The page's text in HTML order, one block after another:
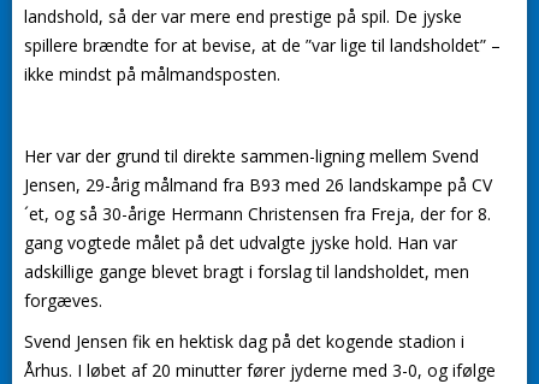
landshold, så der var mere end prestige på spil. De jyske
spillere brændte for at bevise, at de ”var lige til landsholdet” –
ikke mindst på målmandsposten.
Her var der grund til direkte sammen-ligning mellem Svend
Jensen, 29-årig målmand fra B93 med 26 landskampe på CV
´et, og så 30-årige Hermann Christensen fra Freja, der for 8.
gang vogtede målet på det udvalgte jyske hold. Han var
adskillige gange blevet bragt i forslag til landsholdet, men
forgæves.
Svend Jensen fik en hektisk dag på det kogende stadion i
Århus. I løbet af 20 minutter fører jyderne med 3-0, og ifølge